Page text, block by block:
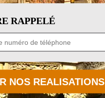
RAPPELÉ
NOS REALISATIONS